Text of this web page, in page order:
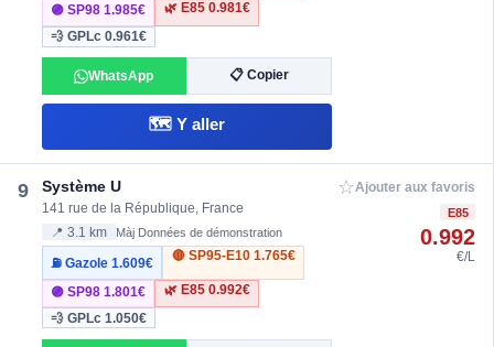
🟣 SP981.985€ 🌿 E85 0.981€
💨 GPLc0.961€
WhatsApp 📋 Copier
🗺️ Y aller
9 Système U
141 rue de la République, France
📍 3.1 km Màj Données de démonstration
⛽ Gazole1.609€
🔴 SP95-E10 1.765€
🟣 SP981.801€ 🌿 E85 0.992€
💨 GPLc1.050€
☆Ajouter aux favoris
E85
0.992
€/L